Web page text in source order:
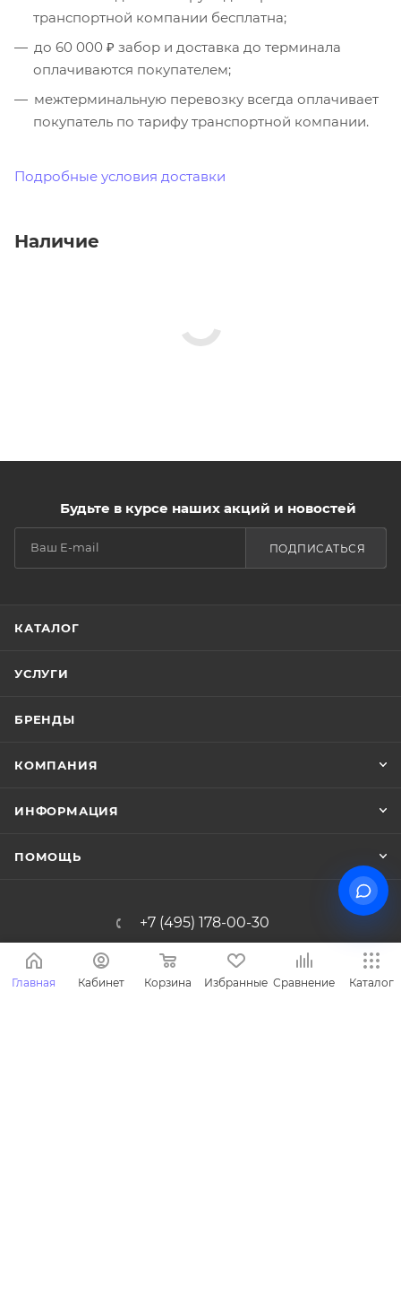
транспортной компании бесплатна;
до 60 000 ₽ забор и доставка до терминала
оплачиваются покупателем;
межтерминальную перевозку всегда оплачивает
покупатель по тарифу транспортной компании.
Подробные условия доставки
Наличие
Будьте в курсе наших акций и новостей
ПОДПИСАТЬСЯ
КАТАЛОГ
УСЛУГИ
БРЕНДЫ
КОМПАНИЯ
ИНФОРМАЦИЯ
ПОМОЩЬ
+7 (495) 178-00-30
Info@miasinopt.ru
Москва, Огородный пр., 16/1с4, оф.
Главная Кабинет Корзина Избранные Сравнение Каталог